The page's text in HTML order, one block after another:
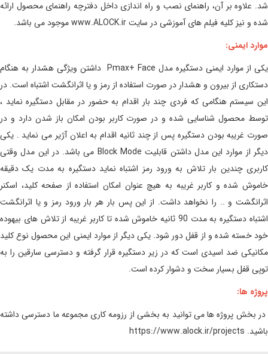
شد. علاوه بر آن، راهنمای نصب و راه اندازی داخل دفترچه راهنمای محصول ارائه
شده و نیز کلیه فیلم های آموزشی در سایت www.ALOCK.ir موجود می باشد.
موارد ایمنی:
یکی از موارد ایمنی دستگیره مدل Pmax+ Face داشتن ویژگی هشدار به هنگام
دستکاری از بیرون و هشدار در صورت استفاده از رمز و یا اثرانگشت اشتباه است. در
این سیستم هنگامی که فردی چند بار اقدام به حضور در مقابل دستگیره نماید ،
توسط محصول شناسایی شده و در صورت کاربر بودن امکان باز شدن دارد و در
صورت غریبه بودن دستگیره پس از چند ثانیه اقدام به اعلان آژیر می نماید . یکی
دیگر از موارد این مدل داشتن قابلیت Block Mode می باشد. در این مدل وقتی
کاربری چندین بار تلاش به ورود رمز اشتباه نماید دستگیره به مدت یک دقیقه
خاموش شده و کاربر غریبه به هیچ عنوان امکان استفاده از صفحه کلید، اسکنر
اثرانگشت و .. را نخواهد داشت. از این پس بار هر بار ورود رمز و یا اثرانگشت
اشتباه دستگیره به مدت 90 ثانیه خاموش شده تا کاربر غریبه از تلاش های بیهوده
خود خسته شده و از قفل دور شود. یکی دیگر از موارد ایمنی این محصول نوع کلید
مکانیکی ضد اسیدی است که در زیر دستگیره قرار گرفته و دسترسی سارقین را به
توپی قفل بسیار سخت و دشوار کرده است.
پروژه ها:
در بخش پروژه ها می توانید به بخشی از رزومه کاری مجموعه ما دسترسی داشته
باشید. https://www.alock.ir/projects